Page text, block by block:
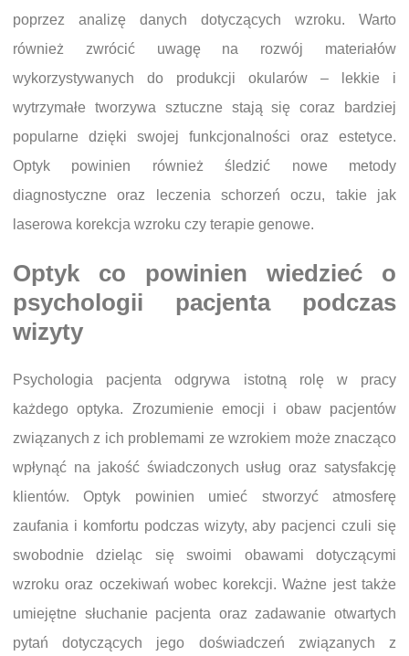
poprzez analizę danych dotyczących wzroku. Warto
również zwrócić uwagę na rozwój materiałów
wykorzystywanych do produkcji okularów – lekkie i
wytrzymałe tworzywa sztuczne stają się coraz bardziej
popularne dzięki swojej funkcjonalności oraz estetyce.
Optyk powinien również śledzić nowe metody
diagnostyczne oraz leczenia schorzeń oczu, takie jak
laserowa korekcja wzroku czy terapie genowe.
Optyk co powinien wiedzieć o
psychologii pacjenta podczas
wizyty
Psychologia pacjenta odgrywa istotną rolę w pracy
każdego optyka. Zrozumienie emocji i obaw pacjentów
związanych z ich problemami ze wzrokiem może znacząco
wpłynąć na jakość świadczonych usług oraz satysfakcję
klientów. Optyk powinien umieć stworzyć atmosferę
zaufania i komfortu podczas wizyty, aby pacjenci czuli się
swobodnie dzieląc się swoimi obawami dotyczącymi
wzroku oraz oczekiwań wobec korekcji. Ważne jest także
umiejętne słuchanie pacjenta oraz zadawanie otwartych
pytań dotyczących jego doświadczeń związanych z